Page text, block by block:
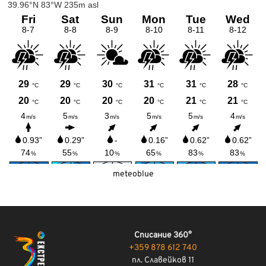
meteoblue
Списание 360°
+359 878 612 740
пл. Славейков 11